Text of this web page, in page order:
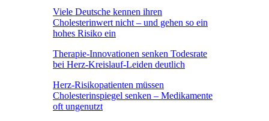
Viele Deutsche kennen ihren
Cholesterinwert nicht – und gehen so ein
hohes Risiko ein
Therapie-Innovationen senken Todesrate
bei Herz-Kreislauf-Leiden deutlich
Herz-Risikopatienten müssen
Cholesterinspiegel senken – Medikamente
oft ungenutzt